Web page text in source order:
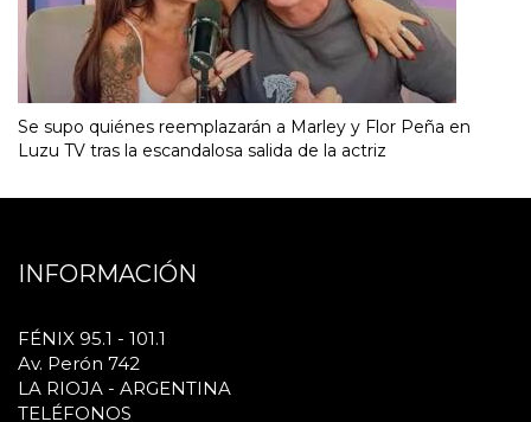
Se supo quiénes reemplazarán a Marley y Flor Peña en
Luzu TV tras la escandalosa salida de la actriz
INFORMACIÓN
FÉNIX 95.1 - 101.1
Av. Perón 742
LA RIOJA - ARGENTINA
TELÉFONOS